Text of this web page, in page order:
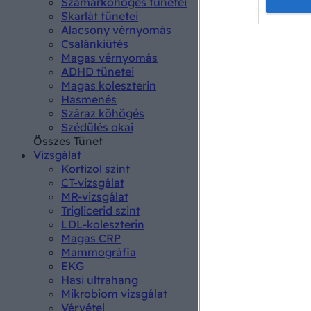
Skarlát tünetei
Alacsony vérnyomás
Csalánkiütés
Magas vérnyomás
ADHD tünetei
Magas koleszterin
Hasmenés
Száraz köhögés
Szédülés okai
Összes Tünet
Vizsgálat
Kortizol szint
CT-vizsgálat
MR-vizsgálat
Triglicerid szint
LDL-koleszterin
Magas CRP
Mammográfia
EKG
Hasi ultrahang
Mikrobiom vizsgálat
Vérvétel